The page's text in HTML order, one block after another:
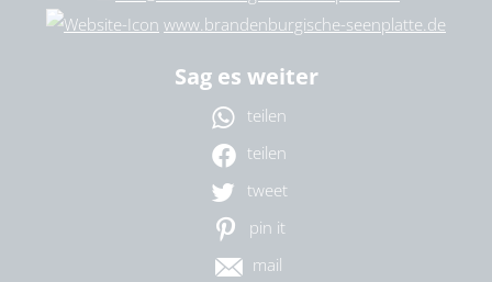
www.brandenburgische-seenplatte.de
Sag es weiter
teilen
teilen
tweet
pin it
mail